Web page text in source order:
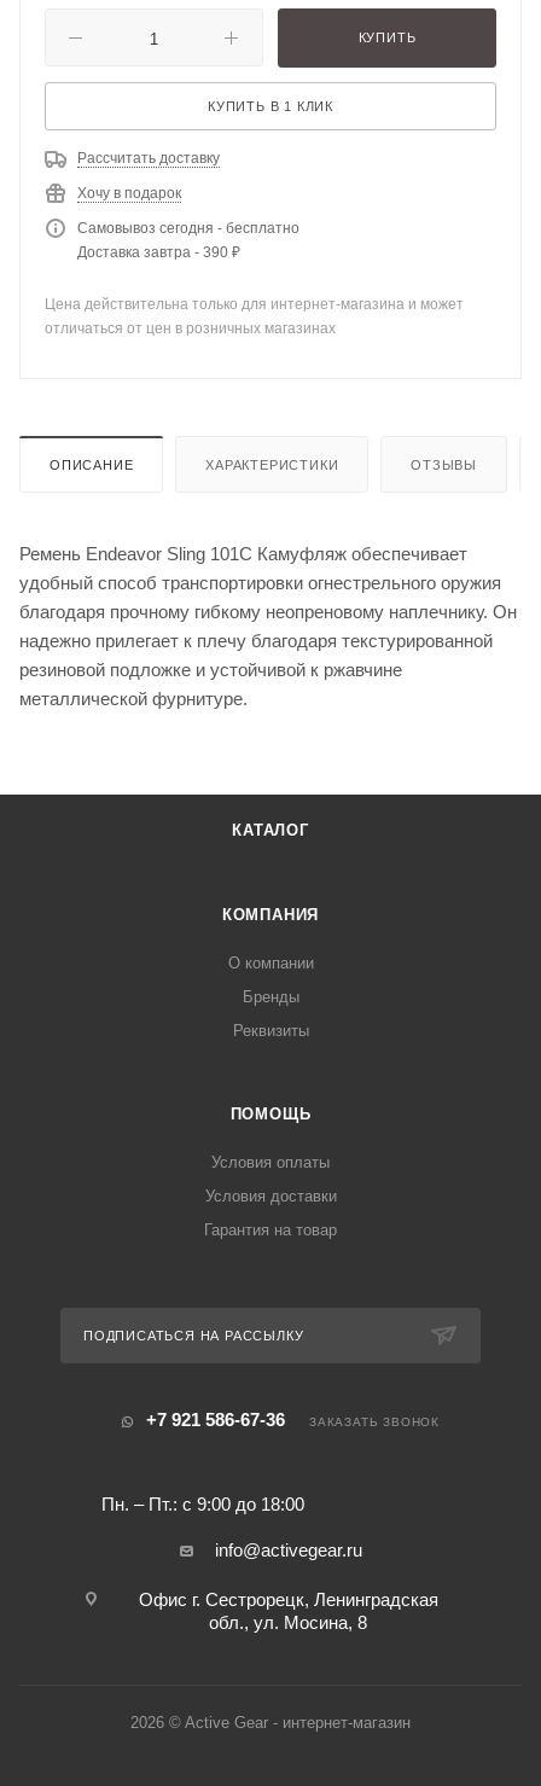
КУПИТЬ
КУПИТЬ В 1 КЛИК
Рассчитать доставку
Хочу в подарок
Самовывоз сегодня - бесплатно
Доставка завтра - 390 ₽
Цена действительна только для интернет-магазина и может
отличаться от цен в розничных магазинах
ОПИСАНИЕ ХАРАКТЕРИСТИКИ ОТЗЫВЫ
Ремень Endeavor Sling 101C Камуфляж обеспечивает
удобный способ транспортировки огнестрельного оружия
благодаря прочному гибкому неопреновому наплечнику. Он
надежно прилегает к плечу благодаря текстурированной
резиновой подложке и устойчивой к ржавчине
металлической фурнитуре.
КАТАЛОГ
КОМПАНИЯ
О компании
Бренды
Реквизиты
ПОМОЩЬ
Условия оплаты
Условия доставки
Гарантия на товар
ПОДПИСАТЬСЯ НА РАССЫЛКУ
+7 921 586-67-36
Пн. – Пт.: с 9:00 до 18:00
ЗАКАЗАТЬ ЗВОНОК
info@activegear.ru
Офис г. Сестрорецк, Ленинградская
обл., ул. Мосина, 8
2026 © Active Gear - интернет-магазин